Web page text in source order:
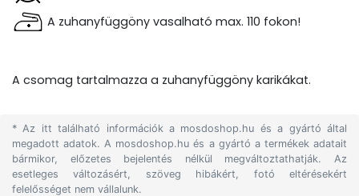
A zuhanyfüggöny vasalható max. 110 fokon!
A csomag tartalmazza a zuhanyfüggöny karikákat.
* Az itt található információk a mosdoshop.hu és a gyártó által
megadott adatok. A mosdoshop.hu és a gyártó a termékek adatait
bármikor, előzetes bejelentés nélkül megváltoztathatják. Az
esetleges változásért, szöveg hibákért, fotó eltérésekért
felelősséget nem vállalunk.